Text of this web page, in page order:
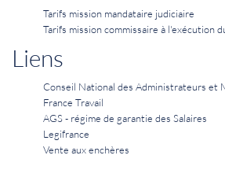
Tarifs mission mandataire judiciaire
Tarifs mission commissaire à l'exécution
Liens
Conseil National des Administrateurs et
France Travail
AGS - régime de garantie des Salaires
Legifrance
Vente aux enchères